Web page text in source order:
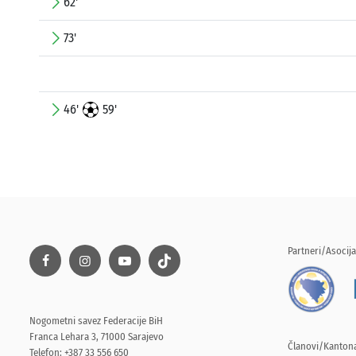
73'
46' 59'
Nogometni savez Federacije BiH
Franca Lehara 3, 71000 Sarajevo
Telefon: +387 33 556 650
Partneri/
Članovi/